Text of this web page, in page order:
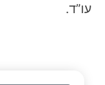
עו”ד.